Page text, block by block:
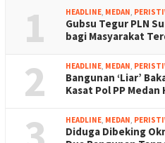
1 HEADLINE, MEDAN,
Gubsu Tegur PLN
bagi Masyarakat
2 HEADLINE, MEDAN,
Bangunan ‘Liar’
Kasat Pol PP
HEADLINE, MEDAN,
Diduga Dibeking